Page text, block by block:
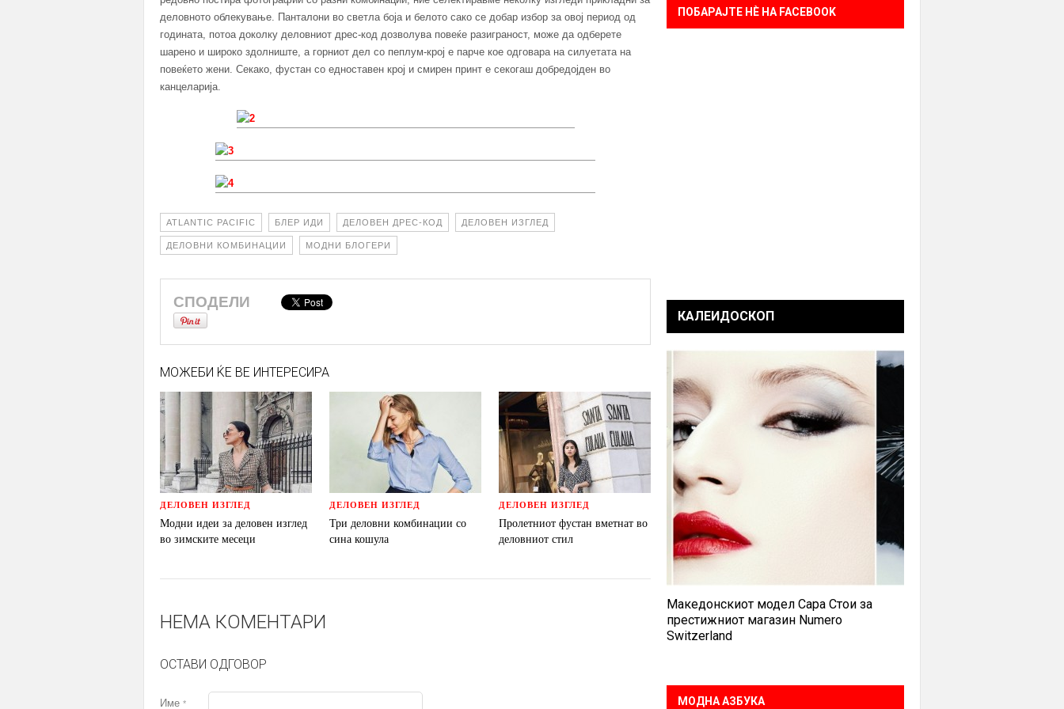
деловното облекување. Панталони во светла боја и белото сако се добар избор за овој период од
годината, потоа доколку деловниот дрес-код дозволува повеќе разиграност, може да одберете
шарено и широко здолниште, а горниот дел со пеплум-крој е парче кое одговара на силуетата на
повеќето жени. Секако, фустан со едноставен крој и смирен принт е секогаш добредојден во
канцеларија.
ATLANTIC PACIFIC БЛЕР ИДИ ДЕЛОВЕН ДРЕС-КОД ДЕЛОВЕН ИЗГЛЕД
ДЕЛОВНИ КОМБИНАЦИИ МОДНИ БЛОГЕРИ
СПОДЕЛИ
МОЖЕБИ ЌЕ ВЕ ИНТЕРЕСИРА
ДЕЛОВЕН ИЗГЛЕД
Модни идеи за деловен изглед
во зимските месеци
ДЕЛОВЕН ИЗГЛЕД
Три деловни комбинации со
сина кошула
ДЕЛОВЕН ИЗГЛЕД
Пролетниот фустан вметнат во
деловниот стил
НЕМА КОМЕНТАРИ
ОСТАВИ ОДГОВОР
Име *
ПОБАРАЈТЕ НÈ НА FACEBOOK
КАЛЕИДОСКОП
Македонскиот модел Сара Стои за
престижниот магазин Numero
Switzerland
МОДНА АЗБУКА